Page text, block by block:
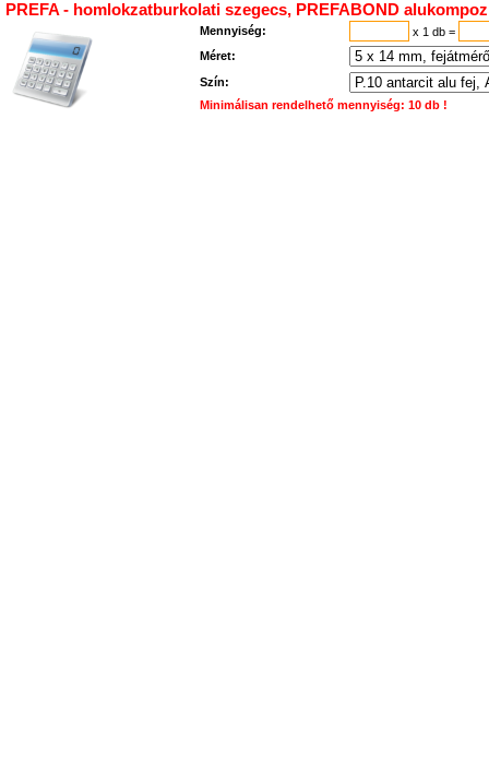
PREFA - homlokzatburkolati szegecs, PREFABOND
Mennyiség: x 1 db =
Méret:
Szín:
Minimálisan rendelhető mennyiség: 10 db !